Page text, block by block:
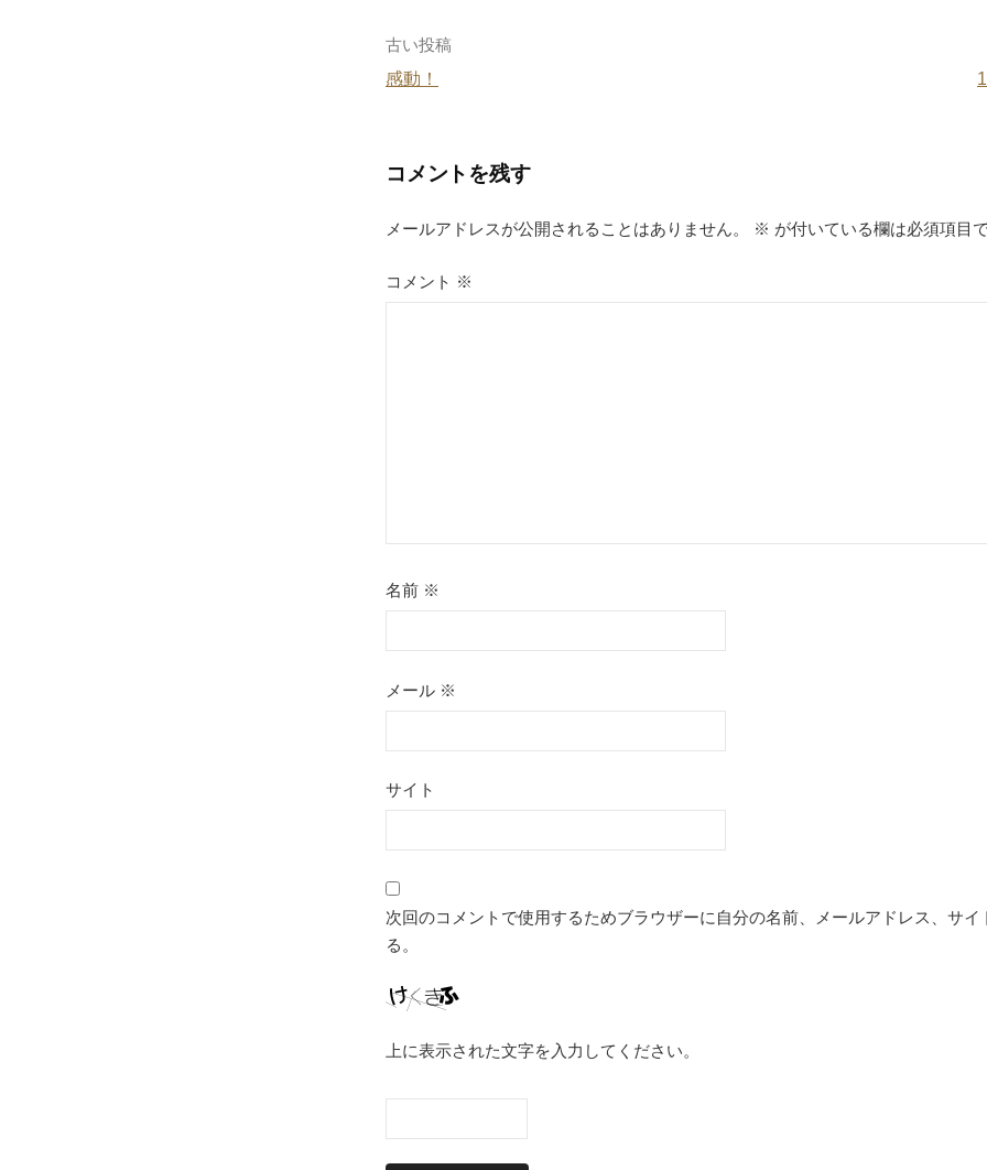
o
k
投
稿
ビ
ゲ
ー
古い投稿
感動！
コメントを残す
メールアドレスが公開されることはありません。 ※ が付いている欄は必須項目
コメント ※
名前 ※
メール ※
サイト
次回のコメントで使用するためブラウザーに自分の名前、メールアドレス、サイ
る。
上に表示された文字を入力してください。